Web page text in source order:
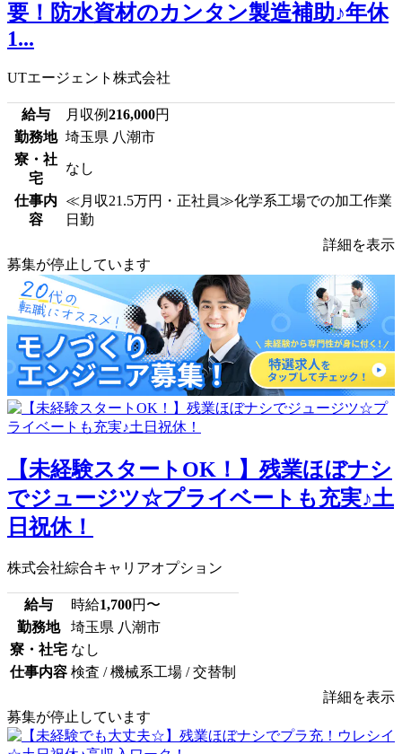
要！防水資材のカンタン製造補助♪年休
1...
UTエージェント株式会社
給与 月収例216,000円
勤務地 埼玉県 八潮市
寮・社
宅
なし
仕事内
容
≪月収21.5万円・正社員≫化学系工場での加工作業
日勤
詳細を表示
募集が停止しています
【未経験スタートOK！】残業ほぼナシ
でジュージツ☆プライベートも充実♪土
日祝休！
株式会社綜合キャリアオプション
給与 時給1,700円〜
勤務地
埼玉県 八潮市
寮・社宅 なし
仕事内容 検査 / 機械系工場 / 交替制
詳細を表示
募集が停止しています